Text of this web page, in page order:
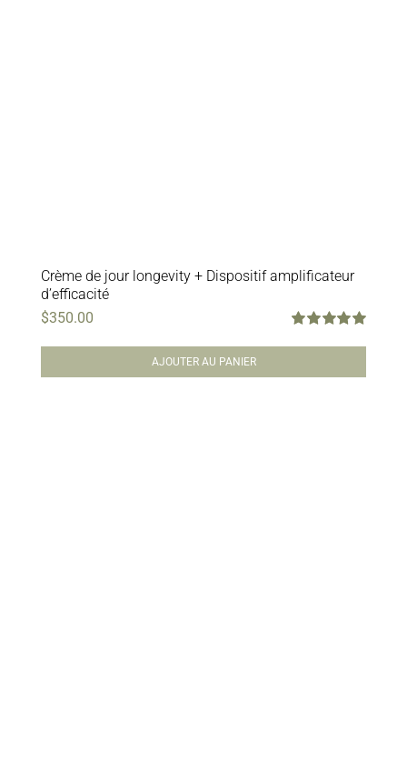
Crème de jour longevity + Dispositif amplificateur
d’efficacité
$350.00
AJOUTER AU PANIER